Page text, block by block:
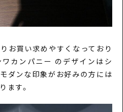
お買い求めやすくなっており
カンパニー のデザインはシ
ダンな印象がお好みの方には
ます。